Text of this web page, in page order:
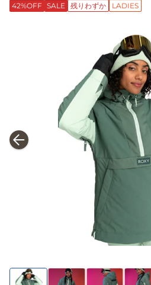
42%OFF SALE 残りわずか LADIES